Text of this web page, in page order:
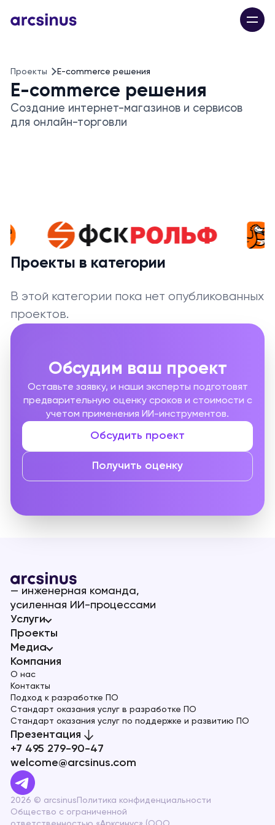
Проекты E-commerce решения
E-commerce решения
Создание интернет-магазинов и сервисов
для онлайн-торговли
Проекты в категории
В этой категории пока нет опубликованных
проектов.
Обсудим ваш проект
Оставьте заявку, и наши эксперты подготовят
предварительную оценку сроков и стоимости с
учетом применения ИИ-инструментов.
Обсудить проект
Получить оценку
— инженерная команда,
усиленная ИИ-процессами
Услуги
Проекты
Медиа
Компания
О нас
Контакты
Подход к разработке ПО
Стандарт оказания услуг в разработке ПО
Стандарт оказания услуг по поддержке и развитию ПО
Презентация
+7 495 279-90-47
welcome@arcsinus.com
2026 © arcsinus Политика конфиденциальности
Общество с ограниченной